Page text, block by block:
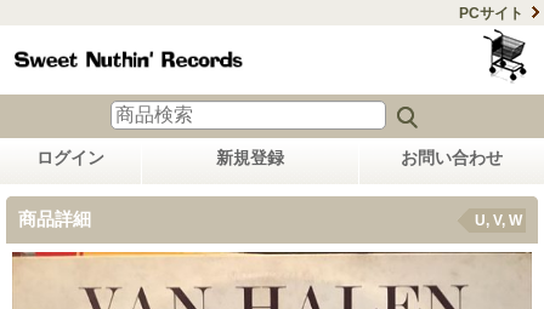
PCサイト
ログイン 新規登録 お問い合わせ
商品詳細 U, V, W